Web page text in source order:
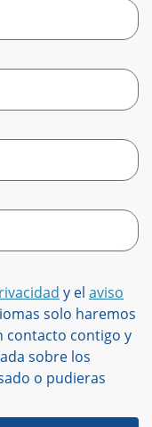
y el aviso
solo haremos
contacto contigo y
sobre los
o pudieras